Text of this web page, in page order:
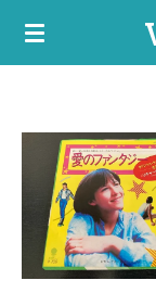
Ga
hoofdinhoud